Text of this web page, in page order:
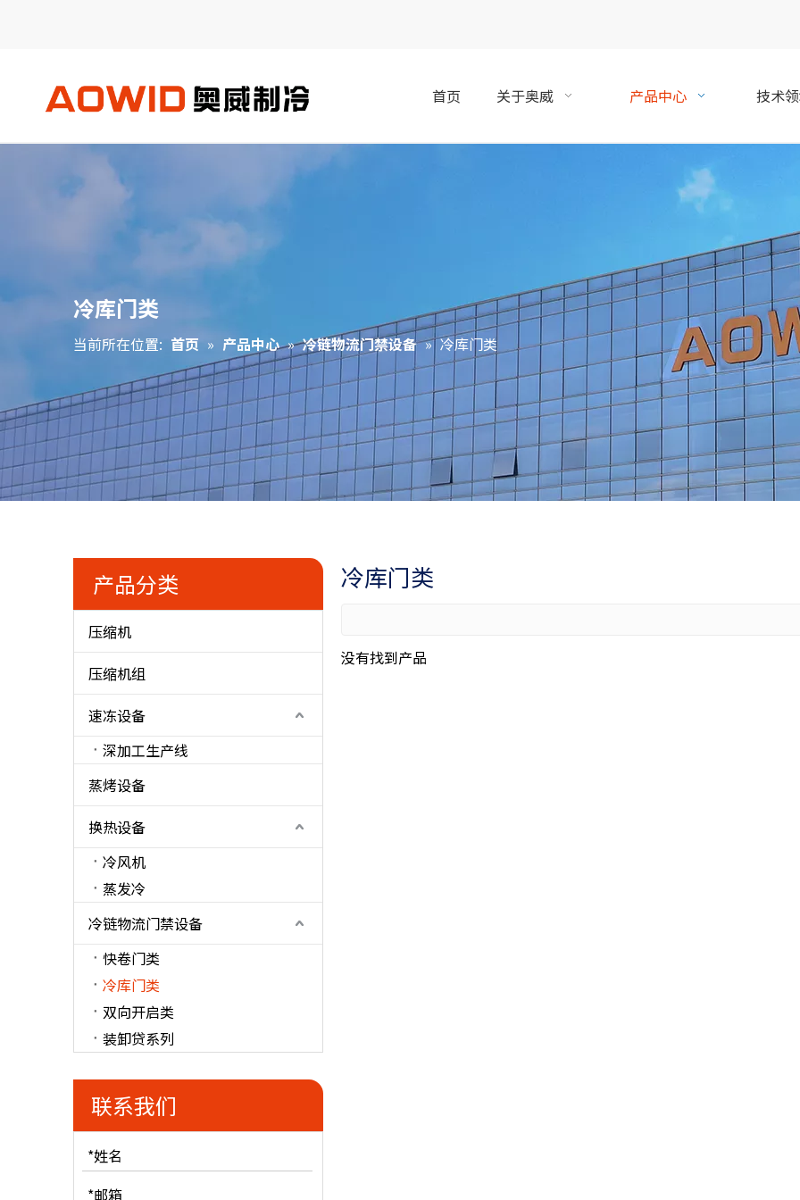
首页 关于奥威 产品中心 技术
冷库门类
当前所在位置: 首页 » 产品中心 » 冷链物流门禁设备 » 冷库门类
产品分类
压缩机
压缩机组
速冻设备
深加工生产线
蒸烤设备
换热设备
冷风机
蒸发冷
冷链物流门禁设备
快卷门类
冷库门类
双向开启类
装卸贷系列
联系我们
冷库门类
没有找到产品